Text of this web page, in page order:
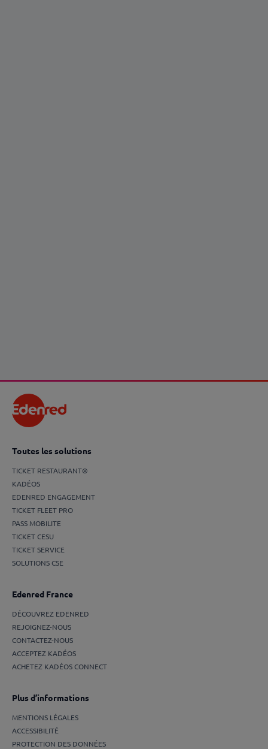
Toutes les solutions
TICKET RESTAURANT®
KADÉOS
EDENRED ENGAGEMENT
TICKET FLEET PRO
PASS MOBILITE
TICKET CESU
TICKET SERVICE
SOLUTIONS CSE
Edenred France
DÉCOUVREZ EDENRED
REJOIGNEZ-NOUS
CONTACTEZ-NOUS
ACCEPTEZ KADÉOS
ACHETEZ KADÉOS CONNECT
Plus d’informations
MENTIONS LÉGALES
ACCESSIBILITÉ
PROTECTION DES DONNÉES